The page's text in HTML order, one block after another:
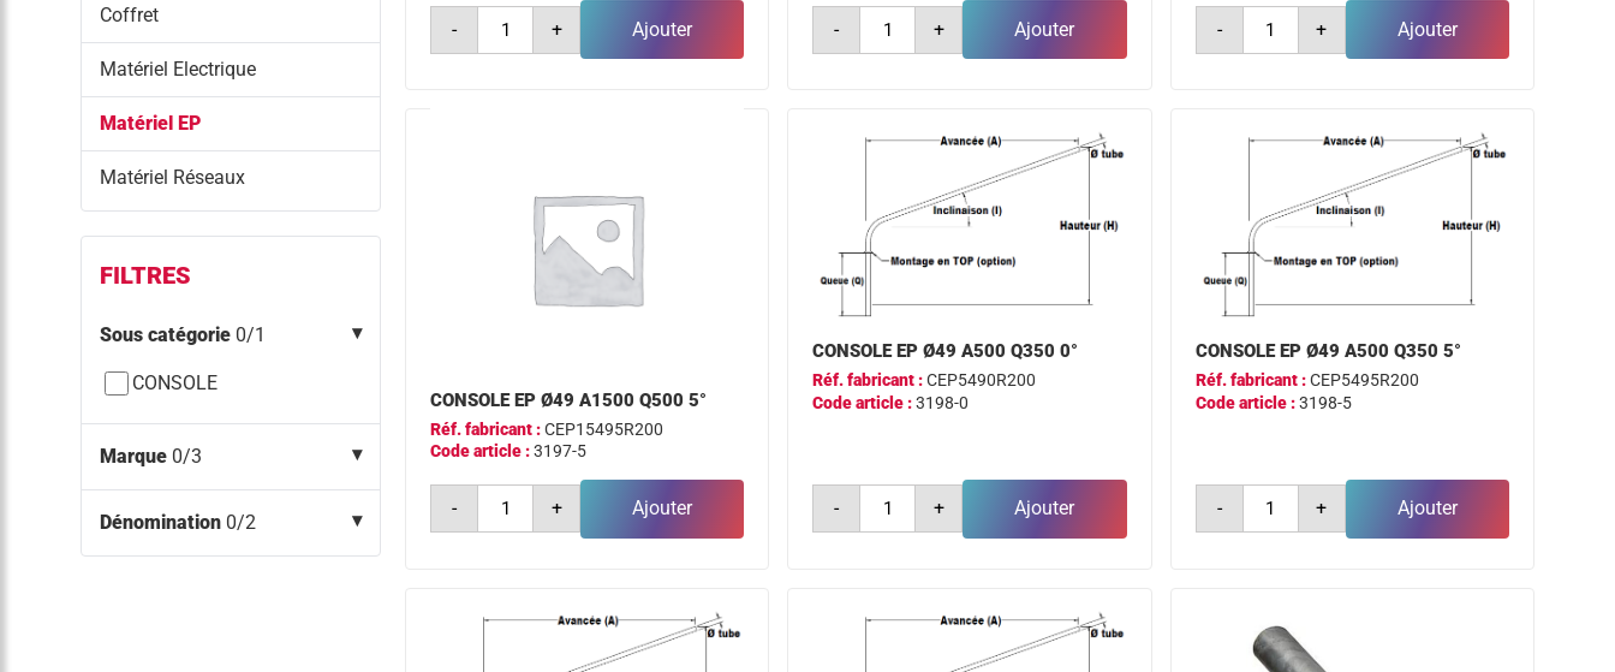
Coffret
Matériel Electrique
Matériel EP
Matériel Réseaux
FILTRES
Sous catégorie 0/1
CONSOLE
Marque 0/3
Dénomination 0/2
-
quantité
console
+ Ajouter -
quantité
console
5°
+ Ajouter -
quantité
console
0°
+ Ajouter
CONSOLE EP Ø49 A1500 Q500 5°
Réf. fabricant :CEP15495R200
Code article :3197-5
-
quantité
console
5°
+ Ajouter
CONSOLE EP Ø49 A500 Q350 0°
Réf. fabricant :CEP5490R200
Code article :3198-0
-
quantité
console
0°
+ Ajouter
CONSOLE EP Ø49 A500 Q350 5°
Réf. fabricant :CEP5495R200
Code article :3198-5
-
quantité
console
5°
+ Ajouter